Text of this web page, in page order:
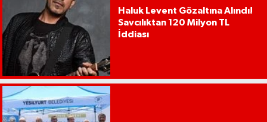
Haluk Levent Gözaltına Alındı!
Savcılıktan 120 Milyon TL
İddiası